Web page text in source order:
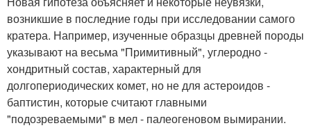
возникшие в последние годы при исследовании самого
кратера. Например, изученные образцы древней породы
указывают на весьма "Примитивный", углеродно -
хондритный состав, характерный для
долгопериодических комет, но не для астероидов -
баптистин, которые считают главными
"подозреваемыми" в мел - палеогеновом вымирании.